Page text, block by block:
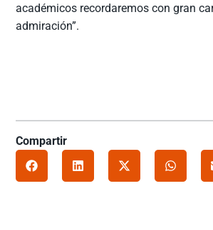
académicos recordaremos con gran
admiración”.
Compartir